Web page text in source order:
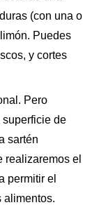
(con una o
Puedes
y cortes
Pero
superficie de
sartén
realizaremos el
permitir el
alimentos.